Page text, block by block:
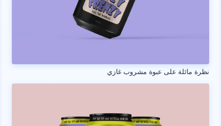
نظرة مائلة على عبوة مشروب غازي